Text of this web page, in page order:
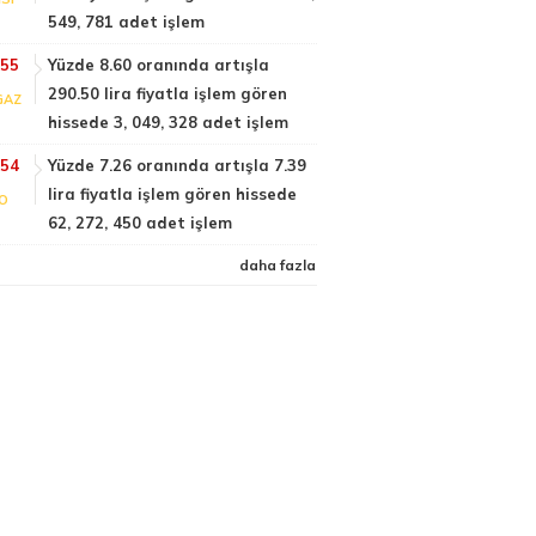
549, 781 adet işlem
Yüzde 8.60 oranında artışla
290.50 lira fiyatla işlem gören
hissede 3, 049, 328 adet işlem
Yüzde 7.26 oranında artışla 7.39
lira fiyatla işlem gören hissede
62, 272, 450 adet işlem
daha fazla